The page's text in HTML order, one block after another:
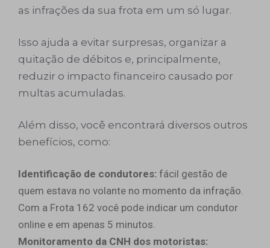
as infrações da sua frota em um só lugar.
Isso ajuda a evitar surpresas, organizar a
quitação de débitos e, principalmente,
reduzir o impacto financeiro causado por
multas acumuladas.
Além disso, você encontrará diversos outros
benefícios, como:
Identificação de condutores: fácil gestão de
quem estava no volante no momento da infração.
Com a Frota 162 você pode indicar um condutor
online e em apenas 5 minutos.
Monitoramento da CNH dos motoristas: